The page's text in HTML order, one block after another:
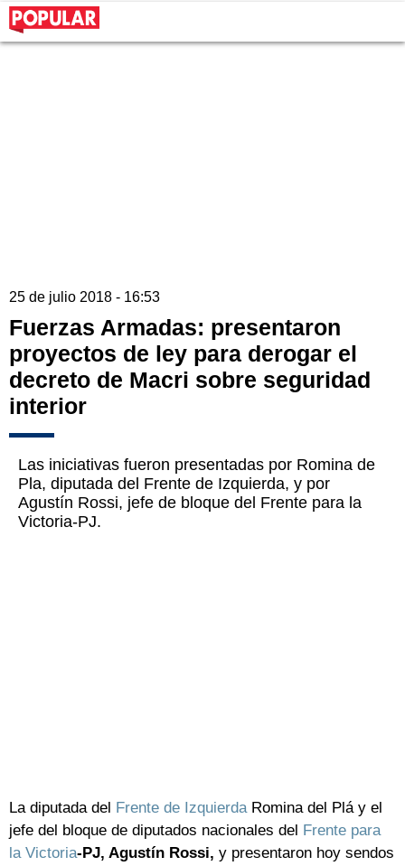
25 de julio 2018 - 16:53
Fuerzas Armadas: presentaron
proyectos de ley para derogar el
decreto de Macri sobre seguridad
interior
Las iniciativas fueron presentadas por Romina de
Pla, diputada del Frente de Izquierda, y por
Agustín Rossi, jefe de bloque del Frente para la
Victoria-PJ.
La diputada del Frente de IzquierdaRomina del Plá y el
jefe del bloque de diputados nacionales del Frente para
la Victoria-PJ, Agustín Rossi, y presentaron hoy sendos